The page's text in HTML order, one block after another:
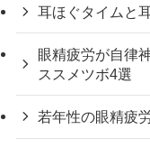
耳ほぐタイムと
眼精疲労が自律
ススメツボ4選
若年性の眼精疲